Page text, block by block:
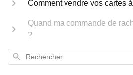
Comment vendre vos cartes
Quand ma commande de
?
Rechercher